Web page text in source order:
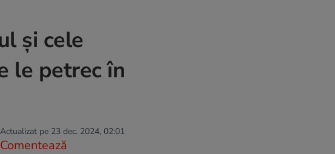
și cele
le petrec în
Actualizat pe 23 dec. 2024, 02:01
Comentează